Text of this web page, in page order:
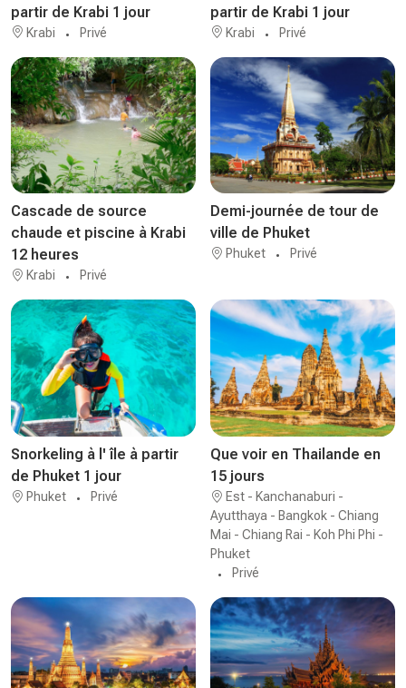
partir de Krabi 1 jour
Krabi Privé
partir de Krabi 1 jour
Krabi Privé
Cascade de source
chaude et piscine à Krabi
12 heures
Krabi Privé
Demi-journée de tour de
ville de Phuket
Phuket Privé
Snorkeling à l' île à partir
de Phuket 1 jour
Phuket Privé
Que voir en Thailande en
15 jours
Est - Kanchanaburi -
Ayutthaya - Bangkok - Chiang
Mai - Chiang Rai - Koh Phi Phi -
Phuket
Privé